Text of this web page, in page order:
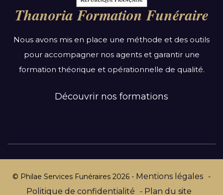
Bourgogne-Franche-Comté
Bretagne
Centre-Val de Loire
Grand Est
Hauts-de-France
Normandie
Thanoria Formation Funéraire
Nous avons mis en place une méthode et des outils
pour accompagner nos agents et garantir une
formation théorique et opérationnelle de qualité.
Découvrir nos formations
© Philae Services Funéraires 2026 - Mentions légales -
Politique de confidentialité - Plan du site